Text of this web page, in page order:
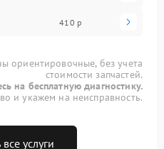
410 р
ориентировочные, без учета
стоимости запчастей.
на бесплатную диагностику.
и укажем на неисправность.
услуги